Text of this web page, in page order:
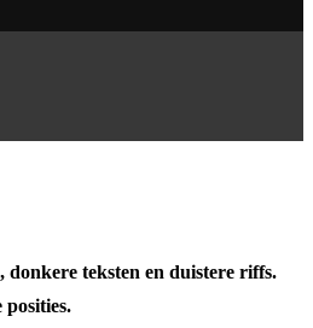
donkere teksten en duistere riffs.
posities.